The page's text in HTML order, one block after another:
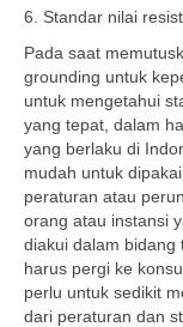
6. Standar nilai
Pada saat
grounding untuk
untuk mengetahui
yang tepat, dalam
yang berlaku di
mudah untuk
peraturan atau
orang atau instansi
diakui dalam bidang
harus pergi ke
perlu untuk sedikit
dari peraturan dan